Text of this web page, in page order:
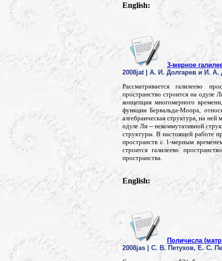
English:
3-мерное
2008jat | А. И. Долгарев и И. А.
Рассматривается галилеево
пространство строится на
концепция многомерного
функции Бервальда-Моора,
алгебраическая структура, на
одуле Ли -- некоммутативной
структуры. В настоящей работе
пространств с 1-мерным
строится галилеево
пространства.
English:
Поличисла
2008jas | С. В. Петухов, Е. С.